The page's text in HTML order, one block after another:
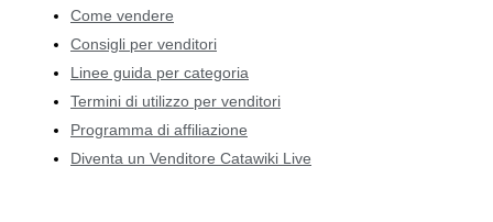
Come vendere
Consigli per venditori
Linee guida per categoria
Termini di utilizzo per venditori
Programma di affiliazione
Diventa un Venditore Catawiki Live